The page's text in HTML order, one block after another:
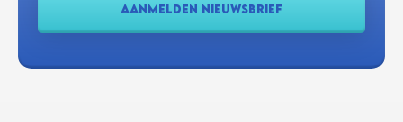
ANONIEM €10
AANMELDEN NIEUWSBRIEF